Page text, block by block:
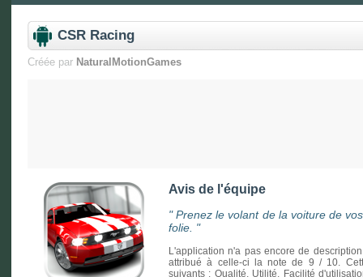
CSR Racing
Créée par NaturalMotionGames
Avis de l'équipe
"Prenez le volant de la voiture de
folie. "
L'application n'a pas encore de
attribué à celle-ci la note de 9 / 10.
suivants : Qualité, Utilité, Facilité